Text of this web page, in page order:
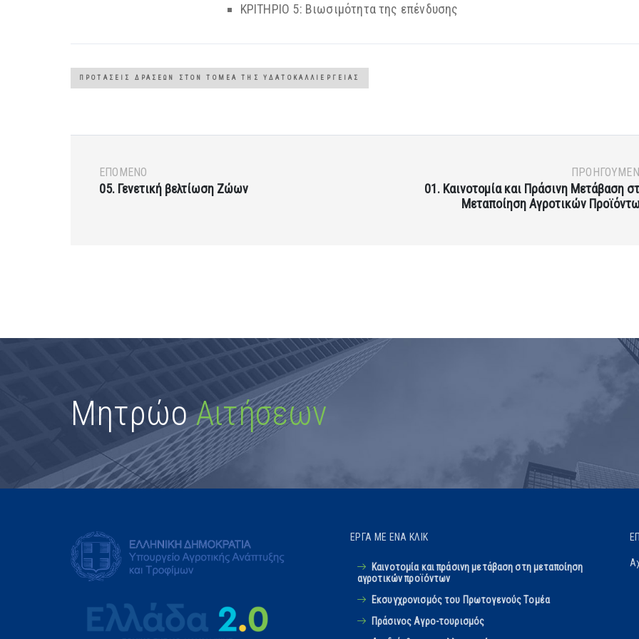
ΚΡΙΤΗΡΙΟ 5: Βιωσιμότητα της επένδυσης
ΠΡΟΤΆΣΕΙΣ ΔΡΆΣΕΩΝ ΣΤΟΝ ΤΟΜΈΑ ΤΗΣ ΥΔΑΤΟΚΑΛΛΙΈΡΓΕΙΑΣ
ΕΠΌΜΕΝΟ
05. Γενετική βελτίωση Ζώων
01. Καινοτομία και Πράσινη Μετάβαση
Μεταποίηση Αγροτικών
ΜητρώοΑιτήσεων
ΈΡΓΑ ΜΕ ΈΝΑ ΚΛΙΚ
Καινοτομία και πράσινη μετάβαση στη μεταποίηση
αγροτικών προϊόντων
Εκσυγχρονισμός του Πρωτογενούς Tομέα
Πράσινος Αγρο-τουρισμός